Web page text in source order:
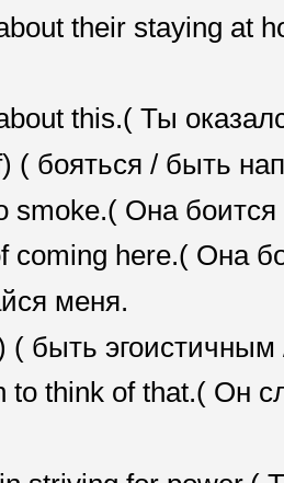
their staying at
this.( Ты
( бояться / быть
smoke.( Она боится
coming here.( Она
меня.
( быть
to think of that.( Он